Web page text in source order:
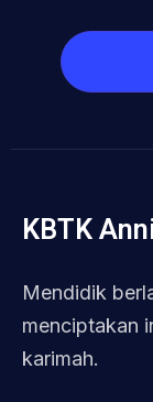
KBTK
Mendidik
menciptakan
karimah.